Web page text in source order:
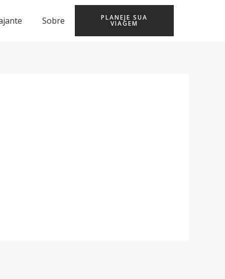
Sobre PLANEJE SUA
VIAGEM